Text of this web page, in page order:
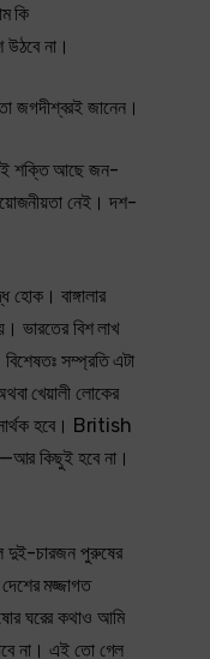
কি
না।
জগদীশ্বরই জানেন।
শক্তি আছে জন-
নেই। দশ-
হোক। বাঙ্গালার
ভারতের বিশ লাখ
সম্প্রতি এটা
খেয়ালী লোকের
সার্থক হবে। British
কিছুই হবে না।
দুই-চারজন পুরুষের
মজ্জাগত
ঘরের কথাও আমি
না। এই তো গেল